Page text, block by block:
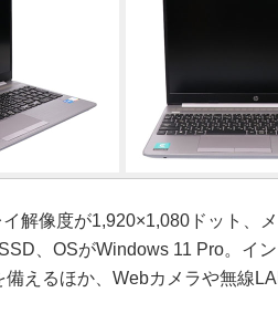
解像度が1,920×1,080ドット、
、OSがWindows 11 Pro。イン
備えるほか、Webカメラや無線